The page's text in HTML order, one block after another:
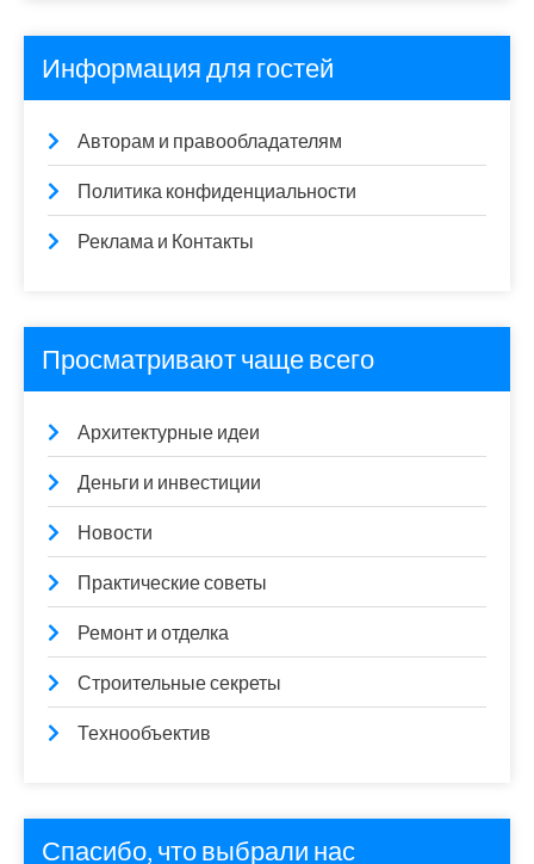
Информация для гостей
Авторам и правообладателям
Политика конфиденциальности
Реклама и Контакты
Просматривают чаще всего
Архитектурные идеи
Деньги и инвестиции
Новости
Практические советы
Ремонт и отделка
Строительные секреты
Технообъектив
Спасибо, что выбрали нас